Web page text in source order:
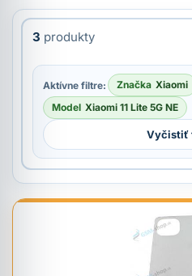
3 produkty
Aktívne filtre: Značka Xiaomi
Model Xiaomi 11 Lite 5G NE
Vyčistiť